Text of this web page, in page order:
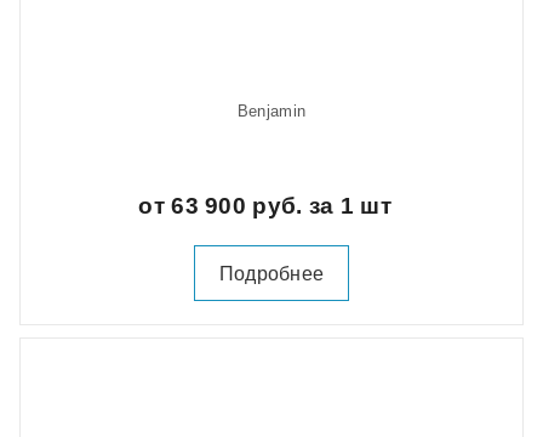
Benjamin
от 63 900 руб. за 1 шт
Подробнее